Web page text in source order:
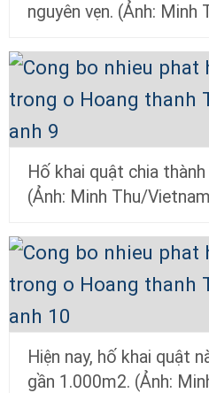
nguyên vẹn. (Ảnh:
Hố khai quật chia
(Ảnh: Minh Thu/
Hiện nay, hố khai quật
gần 1.000m2. (Ảnh: